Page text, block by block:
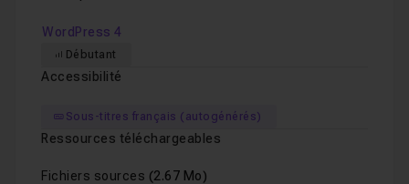
WordPress 4
Débutant
Accessibilité
Sous-titres français (autogénérés)
Ressources téléchargeables
Fichiers sources (2.67 Mo)